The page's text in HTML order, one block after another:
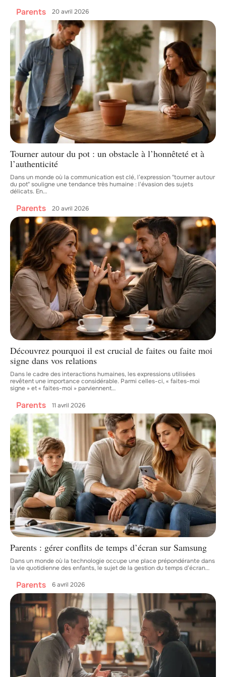
Parents 20 avril 2026
Tourner autour du pot : un obstacle à l’honnêteté et à
l’authenticité
Dans un monde où la communication est clé, l’expression "tourner autour
du pot" souligne une tendance très humaine : l'évasion des sujets
délicats. En…
Parents 20 avril 2026
Découvrez pourquoi il est crucial de faites ou faite moi
signe dans vos relations
Dans le cadre des interactions humaines, les expressions utilisées
revêtent une importance considérable. Parmi celles-ci, « faites-moi
signe » et « faites-moi » parviennent…
Parents 11 avril 2026
Parents : gérer conflits de temps d’écran sur Samsung
Dans un monde où la technologie occupe une place prépondérante dans
la vie quotidienne des enfants, le sujet de la gestion du temps d’écran…
Parents 6 avril 2026